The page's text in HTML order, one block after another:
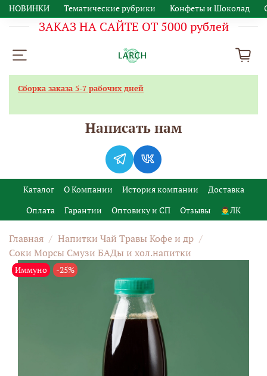
НОВИНКИ Тематические рубрики Конфеты и Шоколад
ЗАКАЗ НА САЙТЕ ОТ 5000 рублей
Каталог О Компании История компании
Доставка
Оплата
Гарантии Оптовику и СП Отзывы 🙍‍♂️ЛК
Главная
Напитки Чай Травы Кофе и др
Соки Морсы Смузи БАДы и хол.напитки
Иммуно -25%
Сборка заказа 5-7 рабочих дней
Написать нам